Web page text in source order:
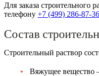
Для заказа строительного
телефону +7 (499) 286-87-36
Состав
Строительный раствор
Вяжущее вещество